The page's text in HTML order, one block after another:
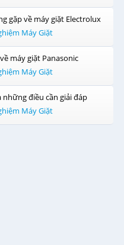
gặp về máy giặt Electrolux
Máy Giặt
máy giặt Panasonic
Máy Giặt
những điều cần giải đáp
Máy Giặt